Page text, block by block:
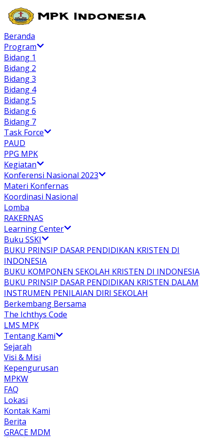
Beranda
Program
Bidang 1
Bidang 2
Bidang 3
Bidang 4
Bidang 5
Bidang 6
Bidang 7
Task Force
PAUD
PPG MPK
Kegiatan
Konferensi Nasional 2023
Materi Konfernas
Koordinasi Nasional
Lomba
RAKERNAS
Learning Center
Buku SSKI
BUKU PRINSIP DASAR PENDIDIKAN KRISTEN DI
INDONESIA
BUKU KOMPONEN SEKOLAH KRISTEN DI INDONESIA
BUKU PRINSIP DASAR PENDIDIKAN KRISTEN DALAM
INSTRUMEN PENILAIAN DIRI SEKOLAH
Berkembang Bersama
The Ichthys Code
LMS MPK
Tentang Kami
Sejarah
Visi & Misi
Kepengurusan
MPKW
FAQ
Lokasi
Kontak Kami
Berita
GRACE MDM